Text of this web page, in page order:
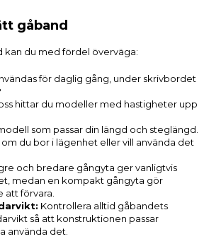
gåband
kan du med fördel överväga:
för daglig gång, under skrivbordet
hittar du modeller med hastigheter upp
som passar din längd och steglängd.
du bor i lägenhet eller vill använda det
och bredare gångyta ger vanligtvis
medan en kompakt gångyta gör
att förvara.
Kontrollera alltid gåbandets
så att konstruktionen passar
använda det.